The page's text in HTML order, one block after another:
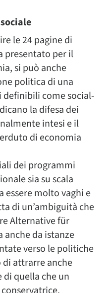
le 24 pagine di
presentato per il
si può anche
politica di una
come social-
la difesa dei
intesi e il
di economia
dei programmi
sia su scala
essere molto vaghi e
di un’ambiguità che
Alternative für
anche da istanze
verso le politiche
di attrarre anche
quella che un